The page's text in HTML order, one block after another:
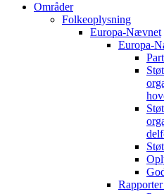
Områder
Folkeoplysning
Europa-Nævnet
Europa-